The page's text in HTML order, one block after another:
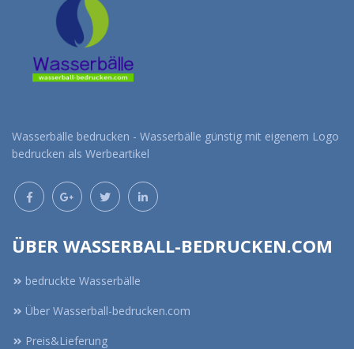
Wasserbälle bedrucken - Wasserbälle günstig mit eigenem Logo
bedrucken als Werbeartikel
ÜBER WASSERBALL-BEDRUCKEN.COM
bedruckte Wasserbälle
Über Wasserball-bedrucken.com
Preis&Lieferung